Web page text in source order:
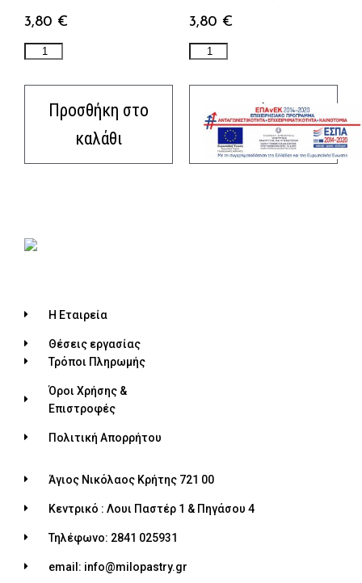
3,80 €
Προσθήκη στο
καλάθι
3,80 €
Προσθήκη στο
καλάθι
Η Εταιρεία
Θέσεις εργασίας
Τρόποι Πληρωμής
Όροι Χρήσης &
Επιστροφές
Πολιτική Απορρήτου
Άγιος Νικόλαος Κρήτης 721 00
Κεντρικό : Λουι Παστέρ 1 & Πηγάσου 4
Τηλέφωνο: 2841 025931
email: info@milopastry.gr